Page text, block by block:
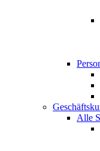
Alle